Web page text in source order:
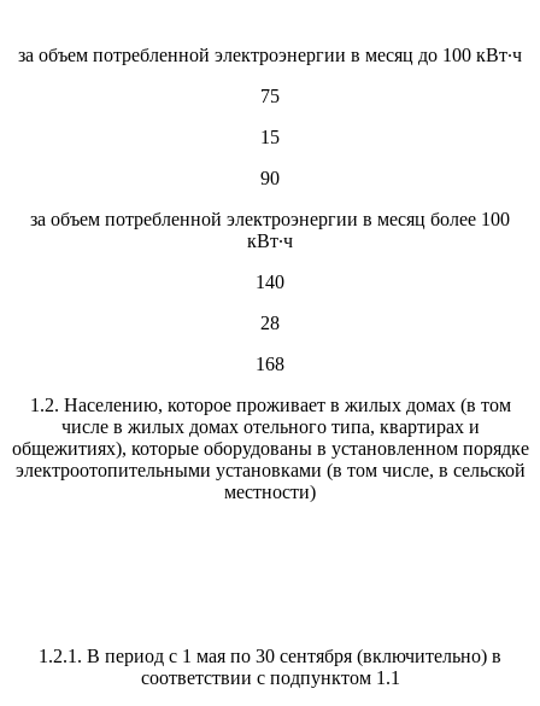
за объем потребленной электроэнергии в месяц до 100 кВт·ч
75
15
90
за объем потребленной электроэнергии в месяц более 100
кВт·ч
140
28
168
1.2. Населению, которое проживает в жилых домах (в том
числе в жилых домах отельного типа, квартирах и
общежитиях), которые оборудованы в установленном порядке
электроотопительными установками (в том числе, в сельской
местности)
1.2.1. В период с 1 мая по 30 сентября (включительно) в
соответствии с подпунктом 1.1